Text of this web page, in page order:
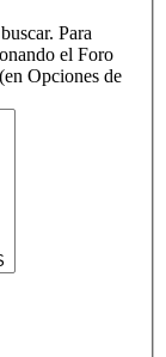
Para
el Foro
Opciones de